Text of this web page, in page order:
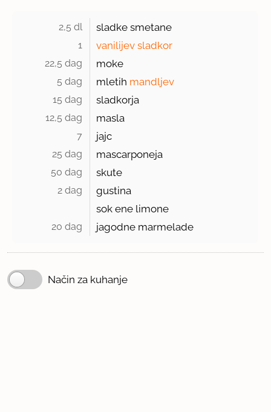
2,5 dl sladke smetane
1 vanilijev sladkor
22,5 dag moke
5 dag mletih mandljev
15 dag sladkorja
12,5 dag masla
7 jajc
25 dag mascarponeja
50 dag skute
2 dag
gustina
sok ene limone
20 dag jagodne marmelade
Način za kuhanje